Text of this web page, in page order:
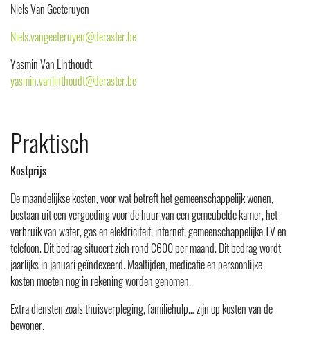
Niels Van Geeteruyen
Niels.vangeeteruyen@deraster.be
Yasmin Van Linthoudt
yasmin.vanlinthoudt@deraster.be
Praktisch
Kostprijs
De maandelijkse kosten, voor wat betreft het gemeenschappelijk wonen,
bestaan uit een vergoeding voor de huur van een gemeubelde kamer, het
verbruik van water, gas en elektriciteit, internet, gemeenschappelijke TV en
telefoon. Dit bedrag situeert zich rond €600 per maand. Dit bedrag wordt
jaarlijks in januari geïndexeerd. Maaltijden, medicatie en persoonlijke
kosten moeten nog in rekening worden genomen.
Extra diensten zoals thuisverpleging, familiehulp… zijn op kosten van de
bewoner.